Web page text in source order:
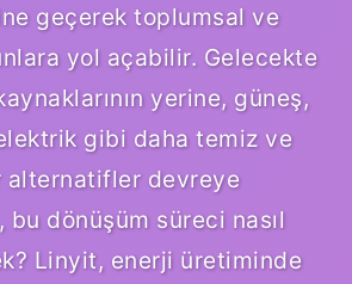
geçerek toplumsal ve
yol açabilir. Gelecekte
yerine, güneş,
gibi daha temiz ve
alternatifler devreye
dönüşüm süreci nasıl
Linyit, enerji üretiminde